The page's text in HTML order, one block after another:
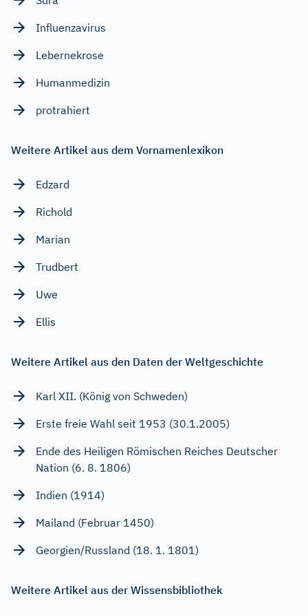
Influenzavirus
Lebernekrose
Humanmedizin
protrahiert
Weitere Artikel aus dem Vornamenlexikon
Edzard
Richold
Marian
Trudbert
Uwe
Ellis
Weitere Artikel aus den Daten der Weltgeschichte
Karl XII. (König von Schweden)
Erste freie Wahl seit 1953 (30.1.2005)
Ende des Heiligen Römischen Reiches Deutscher
Nation (6. 8. 1806)
Indien (1914)
Mailand (Februar 1450)
Georgien/Russland (18. 1. 1801)
Weitere Artikel aus der Wissensbibliothek